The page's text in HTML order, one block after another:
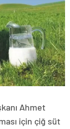
Ahmet
için çiğ süt